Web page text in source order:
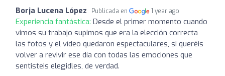
Borja Lucena López Publicada en 1 year ago
Experiencia fantástica: Desde el primer momento cuando
vimos su trabajo supimos que era la elección correcta
las fotos y el vídeo quedaron espectaculares, si queréis
volver a revivir ese día con todas las emociones que
sentisteis elegidles, de verdad.